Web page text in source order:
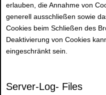
erlauben, die Annahme von
generell ausschließen sowie
Cookies beim Schließen des
Deaktivierung von Cookies
eingeschränkt sein.
Server-Log- Files